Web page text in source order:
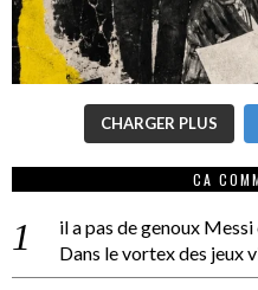
CHARGER PLUS
CA
il a pas de genoux
Dans le vortex des jeux